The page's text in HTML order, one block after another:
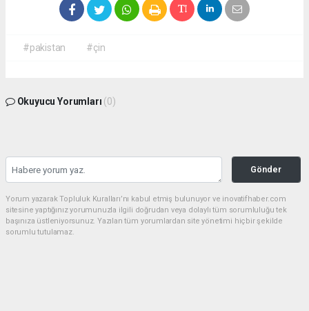
#pakistan #çin
Okuyucu Yorumları (0)
Gönder
Yorum yazarak Topluluk Kuralları’nı kabul etmiş bulunuyor ve inovatifhaber.com
sitesine yaptığınız yorumunuzla ilgili doğrudan veya dolaylı tüm sorumluluğu tek
başınıza üstleniyorsunuz. Yazılan tüm yorumlardan site yönetimi hiçbir şekilde
sorumlu tutulamaz.